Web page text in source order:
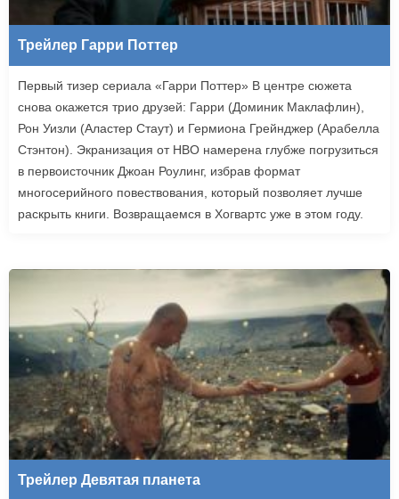
Трейлер Гарри Поттер
Первый тизер сериала «Гарри Поттер» В центре сюжета
снова окажется трио друзей: Гарри (Доминик Маклафлин),
Рон Уизли (Аластер Стаут) и Гермиона Грейнджер (Арабелла
Стэнтон). Экранизация от HBO намерена глубже погрузиться
в первоисточник Джоан Роулинг, избрав формат
многосерийного повествования, который позволяет лучше
раскрыть книги. Возвращаемся в Хогвартс уже в этом году.
Трейлер Девятая планета